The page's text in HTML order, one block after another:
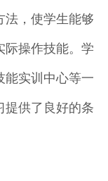
法，使学生能够
际操作技能。学
能实训中心等一
提供了良好的条